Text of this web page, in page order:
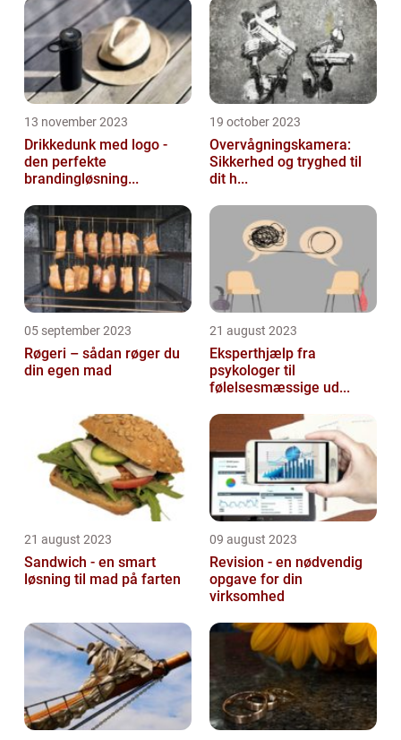
13 november 2023
Drikkedunk med logo -
den perfekte
brandingløsning...
19 october 2023
Overvågningskamera:
Sikkerhed og tryghed til
dit h...
05 september 2023
Røgeri – sådan røger du
din egen mad
21 august 2023
Eksperthjælp fra
psykologer til
følelsesmæssige ud...
21 august 2023
Sandwich - en smart
løsning til mad på farten
09 august 2023
Revision - en nødvendig
opgave for din
virksomhed